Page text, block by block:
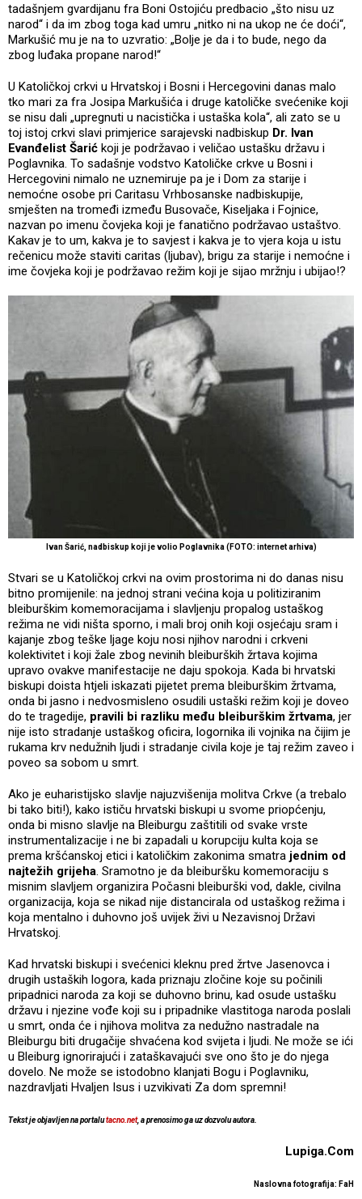
tadašnjem gvardijanu fra Boni Ostojiću predbacio „što nisu uz
narod“ i da im zbog toga kad umru „nitko ni na ukop ne će doći“,
Markušić mu je na to uzvratio: „Bolje je da i to bude, nego da
zbog luđaka propane narod!“
U Katoličkoj crkvi u Hrvatskoj i Bosni i Hercegovini danas malo
tko mari za fra Josipa Markušića i druge katoličke svećenike koji
se nisu dali „upregnuti u nacistička i ustaška kola“, ali zato se u
toj istoj crkvi slavi primjerice sarajevski nadbiskup Dr. Ivan
Evanđelist Šarić koji je podržavao i veličao ustašku državu i
Poglavnika. To sadašnje vodstvo Katoličke crkve u Bosni i
Hercegovini nimalo ne uznemiruje pa je i Dom za starije i
nemoćne osobe pri Caritasu Vrhbosanske nadbiskupije,
smješten na tromeđi između Busovače, Kiseljaka i Fojnice,
nazvan po imenu čovjeka koji je fanatično podržavao ustaštvo.
Kakav je to um, kakva je to savjest i kakva je to vjera koja u istu
rečenicu može staviti caritas (ljubav), brigu za starije i nemoćne i
ime čovjeka koji je podržavao režim koji je sijao mržnju i ubijao!?
Ivan Šarić, nadbiskup koji je volio Poglavnika (FOTO: internet arhiva)
Stvari se u Katoličkoj crkvi na ovim prostorima ni do danas nisu
bitno promijenile: na jednoj strani većina koja u politiziranim
bleiburškim komemoracijama i slavljenju propalog ustaškog
režima ne vidi ništa sporno, i mali broj onih koji osjećaju sram i
kajanje zbog teške ljage koju nosi njihov narodni i crkveni
kolektivitet i koji žale zbog nevinih bleiburških žrtava kojima
upravo ovakve manifestacije ne daju spokoja. Kada bi hrvatski
biskupi doista htjeli iskazati pijetet prema bleiburškim žrtvama,
onda bi jasno i nedvosmisleno osudili ustaški režim koji je doveo
do te tragedije, pravili bi razliku među bleiburškim žrtvama, jer
nije isto stradanje ustaškog oficira, logornika ili vojnika na čijim je
rukama krv nedužnih ljudi i stradanje civila koje je taj režim zaveo i
poveo sa sobom u smrt.
Ako je euharistijsko slavlje najuzvišenija molitva Crkve (a trebalo
bi tako biti!), kako ističu hrvatski biskupi u svome priopćenju,
onda bi misno slavlje na Bleiburgu zaštitili od svake vrste
instrumentalizacije i ne bi zapadali u korupciju kulta koja se
prema kršćanskoj etici i katoličkim zakonima smatra jednim od
najtežih grijeha. Sramotno je da bleiburšku komemoraciju s
misnim slavljem organizira Počasni bleiburški vod, dakle, civilna
organizacija, koja se nikad nije distancirala od ustaškog režima i
koja mentalno i duhovno još uvijek živi u Nezavisnoj Državi
Hrvatskoj.
Kad hrvatski biskupi i svećenici kleknu pred žrtve Jasenovca i
drugih ustaških logora, kada priznaju zločine koje su počinili
pripadnici naroda za koji se duhovno brinu, kad osude ustašku
državu i njezine vođe koji su i pripadnike vlastitoga naroda poslali
u smrt, onda će i njihova molitva za nedužno nastradale na
Bleiburgu biti drugačije shvaćena kod svijeta i ljudi. Ne može se ići
u Bleiburg ignorirajući i zataškavajući sve ono što je do njega
dovelo. Ne može se istodobno klanjati Bogu i Poglavniku,
nazdravljati Hvaljen Isus i uzvikivati Za dom spremni!
Tekst je objavljen na portalutacno.net, a prenosimo ga uz dozvolu autora.
Lupiga.Com
Naslovna fotografija: FaH